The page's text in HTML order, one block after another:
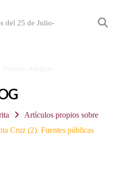
Artículos propios sobre
Cruz (2). Fuentes públicas